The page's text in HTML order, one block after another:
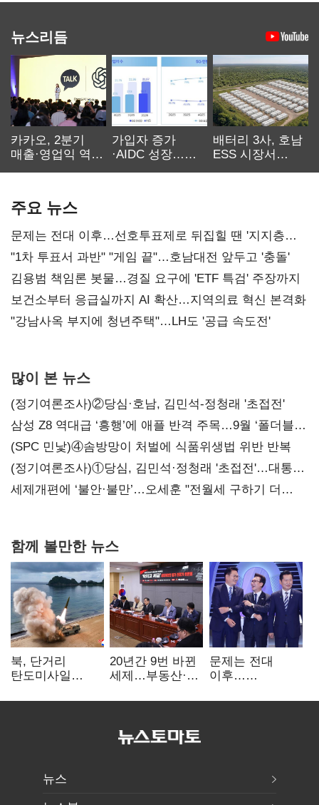
뉴스리듬
카카오, 2분기
매출·영업익 역대
가입자 증가
·AIDC 성장…
배터리 3사, 호남
ESS 시장서
주요 뉴스
문제는 전대 이후…선호투표제로 뒤집힐 땐 '지지층
불복'
"1차 투표서 과반" "게임 끝"…호남대전 앞두고 '충돌'
김용범 책임론 봇물…경질 요구에 'ETF 특검' 주장까지
보건소부터 응급실까지 AI 확산…지역의료 혁신 본격화
"강남사옥 부지에 청년주택"…LH도 '공급 속도전'
많이 본 뉴스
(정기여론조사)②당심·호남, 김민석-정청래 '초접전'
삼성 Z8 역대급 ‘흥행’에 애플 반격 주목…9월 ‘폴더블
대전’
(SPC 민낯)④솜방망이 처벌에 식품위생법 위반 반복
(정기여론조사)①당심, 김민석·정청래 '초접전'…대통령
지지도 '50% 아래로'(종합)
세제개편에 ‘불안·불만’…오세훈 "전월세 구하기 더
함께 볼만한 뉴스
북, 단거리
탄도미사일
"즉각 중단 촉구"
20년간 9번 바뀐
세제…부동산·
건드렸다
문제는 전대
이후…
뒤집힐 땐
뉴스